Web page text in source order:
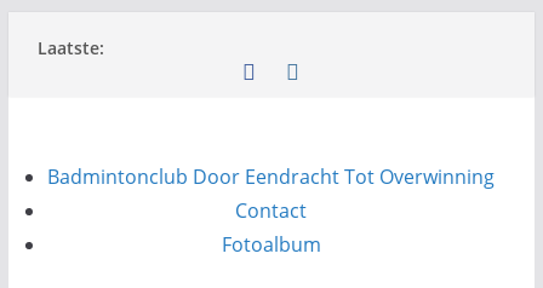
naar
Laatste:
Badmintonclub Door Eendracht Tot Overwinning
Contact
Fotoalbum